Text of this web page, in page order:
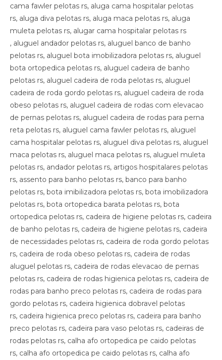
cama fawler pelotas rs, aluga cama hospitalar pelotas
rs, aluga diva pelotas rs, aluga maca pelotas rs, aluga
muleta pelotas rs, alugar cama hospitalar pelotas rs
, aluguel andador pelotas rs, aluguel banco de banho
pelotas rs, aluguel bota imobilizadora pelotas rs, aluguel
bota ortopedica pelotas rs, aluguel cadeira de banho
pelotas rs, aluguel cadeira de roda pelotas rs, aluguel
cadeira de roda gordo pelotas rs, aluguel cadeira de roda
obeso pelotas rs, aluguel cadeira de rodas com elevacao
de pernas pelotas rs, aluguel cadeira de rodas para perna
reta pelotas rs, aluguel cama fawler pelotas rs, aluguel
cama hospitalar pelotas rs, aluguel diva pelotas rs, aluguel
maca pelotas rs, aluguel maca pelotas rs, aluguel muleta
pelotas rs, andador pelotas rs, artigos hospitalares pelotas
rs, assento para banho pelotas rs, banco para banho
pelotas rs, bota imibilizadora pelotas rs, bota imobilizadora
pelotas rs, bota ortopedica barata pelotas rs, bota
ortopedica pelotas rs, cadeira de higiene pelotas rs, cadeira
de banho pelotas rs, cadeira de higiene pelotas rs, cadeira
de necessidades pelotas rs, cadeira de roda gordo pelotas
rs, cadeira de roda obeso pelotas rs, cadeira de rodas
aluguel pelotas rs, cadeira de rodas elevacao de pernas
pelotas rs, cadeira de rodas higienica pelotas rs, cadeira de
rodas para banho preco pelotas rs, cadeira de rodas para
gordo pelotas rs, cadeira higienica dobravel pelotas
rs, cadeira higienica preco pelotas rs, cadeira para banho
preco pelotas rs, cadeira para vaso pelotas rs, cadeiras de
rodas pelotas rs, calha afo ortopedica pe caido pelotas
rs, calha afo ortopedica pe caido pelotas rs, calha afo